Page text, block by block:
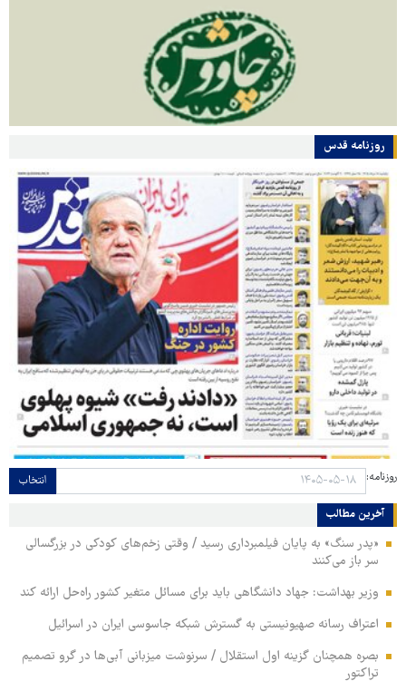
روزنامه قدس
روزنامه: انتخاب
آخرین مطالب
«پدر سنگ» به پایان فیلمبرداری رسید / وقتی زخم‌های کودکی در بزرگسالی
سر باز می‌کنند
وزیر بهداشت: جهاد دانشگاهی باید برای مسائل متغیر کشور راه‌حل ارائه کند
اعتراف رسانه صهیونیستی به گسترش شبکه جاسوسی ایران در اسرائیل
بصره همچنان گزینه اول استقلال / سرنوشت میزبانی آبی‌ها در گرو تصمیم
تراکتور